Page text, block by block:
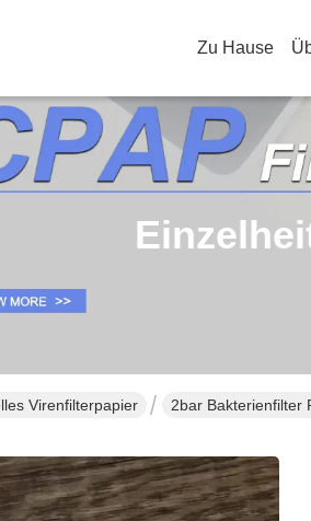
Zu Hause
Virenfilterpapier 2bar Bakterienfilter